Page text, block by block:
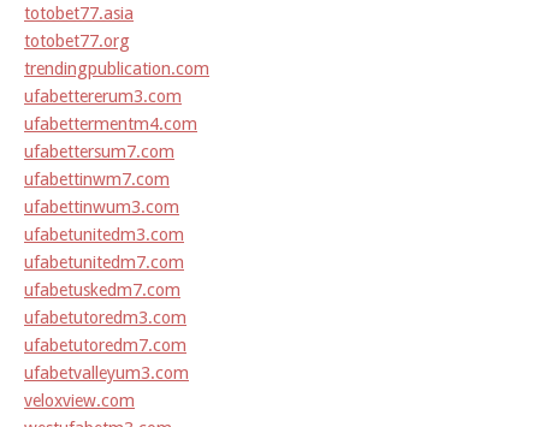
totobet77.asia
totobet77.org
trendingpublication.com
ufabettererum3.com
ufabettermentm4.com
ufabettersum7.com
ufabettinwm7.com
ufabettinwum3.com
ufabetunitedm3.com
ufabetunitedm7.com
ufabetuskedm7.com
ufabetutoredm3.com
ufabetutoredm7.com
ufabetvalleyum3.com
veloxview.com